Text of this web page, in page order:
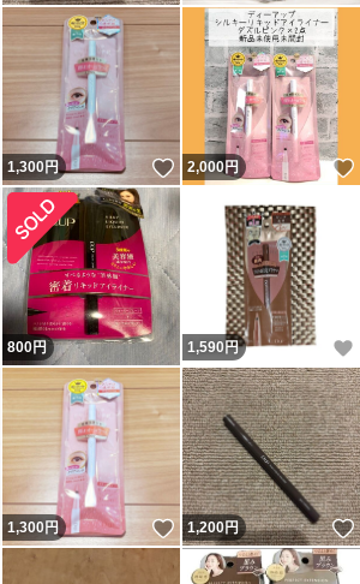
いいね！
1,300円 いいね！
2,000円
いいね！
800円 1,590 円
いいね！
1,300円 いいね！
1,200円